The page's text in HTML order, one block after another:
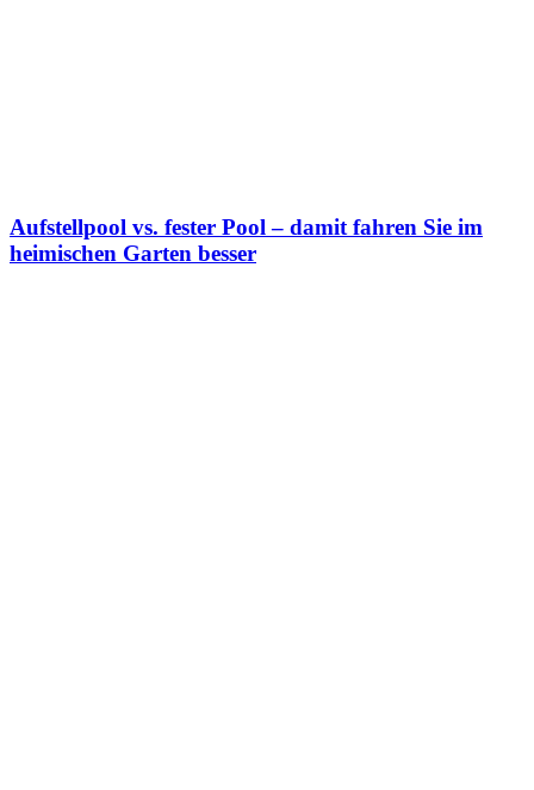
Aufstellpool vs. fester Pool – damit fahren Sie im
heimischen Garten besser